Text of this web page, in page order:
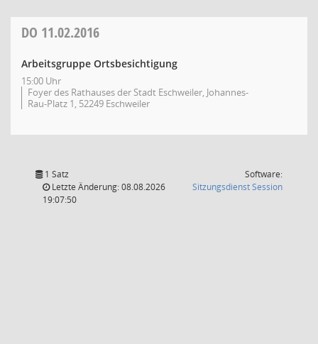
DO 11.02.2016
Arbeitsgruppe Ortsbesichtigung
15:00 Uhr
Foyer des Rathauses der Stadt Eschweiler, Johannes-
Rau-Platz 1, 52249 Eschweiler
1 Satz
Letzte Änderung: 08.08.2026
19:07:50
Software:
SitzungsdienstSession(Wird in